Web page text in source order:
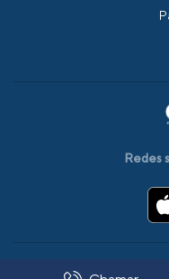
Redes
© 2008-2026 AlfaSMS